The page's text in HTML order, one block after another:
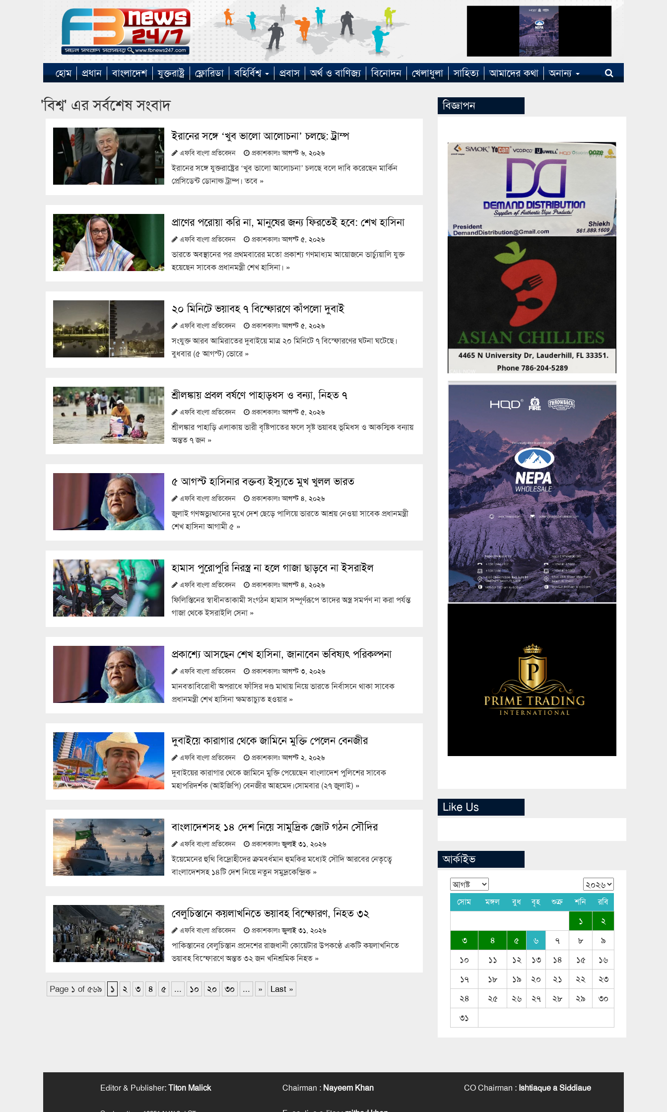
হোম প্রধান বাংলাদেশ যুক্তরাষ্ট্র ফ্লোরিডা বহির্বিশ্ব প্রবাস অর্থ ও বাণিজ্য বিনোদন খেলাধুলা সাহিত্য আমাদের কথা অনান্য
'বিশ্ব' এর সর্বশেষ সংবাদ
ইরানের সঙ্গে ‘খুব ভালো আলোচনা’ চলছে: ট্রাম্প
এফবি বাংলা প্রতিবেদন প্রকাশকালঃআগস্ট ৬, ২০২৬
ইরানের সঙ্গে যুক্তরাষ্ট্রের ‘খুব ভালো আলোচনা’ চলছে বলে দাবি করেছেন মার্কিন
প্রেসিডেন্ট ডোনাল্ড ট্রাম্প। তবে »
প্রাণের পরোয়া করি না, মানুষের জন্য ফিরতেই হবে: শেখ হাসিনা
এফবি বাংলা প্রতিবেদন প্রকাশকালঃআগস্ট ৫, ২০২৬
ভারতে অবস্থানের পর প্রথমবারের মতো প্রকাশ্য গণমাধ্যম আয়োজনে ভার্চ্যুয়ালি যুক্ত
হয়েছেন সাবেক প্রধানমন্ত্রী শেখ হাসিনা। »
২০ মিনিটে ভয়াবহ ৭ বিস্ফোরণে কাঁপলো দুবাই
এফবি বাংলা প্রতিবেদন প্রকাশকালঃআগস্ট ৫, ২০২৬
সংযুক্ত আরব আমিরাতের দুবাইয়ে মাত্র ২০ মিনিটে ৭ বিস্ফোরণের ঘটনা ঘটেছে।
বুধবার (৫ আগস্ট) ভোরে»
শ্রীলঙ্কায় প্রবল বর্ষণে পাহাড়ধস ও বন্যা, নিহত ৭
এফবি বাংলা প্রতিবেদন প্রকাশকালঃআগস্ট ৫, ২০২৬
শ্রীলঙ্কার পাহাড়ি এলাকায় ভারী বৃষ্টিপাতের ফলে সৃষ্ট ভয়াবহ ভূমিধস ও আকস্মিক বন্যায়
অন্তত ৭ জন »
৫ আগস্ট হাসিনার বক্তব্য ইস্যুতে মুখ খুলল ভারত
এফবি বাংলা প্রতিবেদন প্রকাশকালঃআগস্ট ৪, ২০২৬
জুলাই গণঅভ্যুত্থানের মুখে দেশ ছেড়ে পালিয়ে ভারতে আশ্রয় নেওয়া সাবেক প্রধানমন্ত্রী
শেখ হাসিনা আগামী ৫ »
হামাস পুরোপুরি নিরস্ত্র না হলে গাজা ছাড়বে না ইসরাইল
এফবি বাংলা প্রতিবেদন প্রকাশকালঃআগস্ট ৪, ২০২৬
ফিলিস্তিনের স্বাধীনতাকামী সংগঠন হামাস সম্পূর্ণরূপে তাদের অস্ত্র সমর্পণ না করা পর্যন্ত
গাজা থেকে ইসরাইলি সেনা»
প্রকাশ্যে আসছেন শেখ হাসিনা, জানাবেন ভবিষ্যৎ পরিকল্পনা
এফবি বাংলা প্রতিবেদন প্রকাশকালঃআগস্ট ৩, ২০২৬
মানবতাবিরোধী অপরাধে ফাঁসির দণ্ড মাথায় নিয়ে ভারতে নির্বাসনে থাকা সাবেক
প্রধানমন্ত্রী শেখ হাসিনা ক্ষমতাচ্যুত হওয়ার»
দুবাইয়ে কারাগার থেকে জামিনে মুক্তি পেলেন বেনজীর
এফবি বাংলা প্রতিবেদন প্রকাশকালঃআগস্ট ২, ২০২৬
দুবাইয়ের কারাগার থেকে জামিনে মুক্তি পেয়েছেন বাংলাদেশ পুলিশের সাবেক
মহাপরিদর্শক (আইজিপি) বেনজীর আহমেদ।সোমবার (২৭ জুলাই) »
বাংলাদেশসহ ১৪ দেশ নিয়ে সামুদ্রিক জোট গঠন সৌদির
এফবি বাংলা প্রতিবেদন প্রকাশকালঃজুলাই ৩১, ২০২৬
ইয়েমেনের হুথি বিদ্রোহীদের ক্রমবর্ধমান হুমকির মধ্যেই সৌদি আরবের নেতৃত্বে
বাংলাদেশসহ ১৪টি দেশ নিয়ে নতুন সমুদ্রকেন্দ্রিক»
বেলুচিস্তানে কয়লাখনিতে ভয়াবহ বিস্ফোরণ, নিহত ৩২
এফবি বাংলা প্রতিবেদন প্রকাশকালঃজুলাই ৩১, ২০২৬
পাকিস্তানের বেলুচিস্তান প্রদেশের রাজধানী কোয়েটার উপকণ্ঠে একটি কয়লাখনিতে
ভয়াবহ বিস্ফোরণে অন্তত ৩২ জন খনিশ্রমিক নিহত »
Page ১ of ৫৬৯ ১ ২ ৩ ৪ ৫ ... ১০ ২০ ৩০ ... » Last »
বিজ্ঞাপন
Like Us
আর্কাইভ
সোম মঙ্গল বুধ বৃহ শুক্র শনি রবি
১
২
৩
৪ ৫ ৬ ৭ ৮
৯
১০
১১ ১২ ১৩ ১৪ ১৫
১৬
১৭
১৮ ১৯ ২০ ২১ ২২
২৩
২৪
২৫ ২৬ ২৭ ২৮ ২৯
৩০
৩১
Editor & Publisher:Titon Malick Chairman : Nayeem Khan CO Chairman : Ishtiaque a Siddiaue